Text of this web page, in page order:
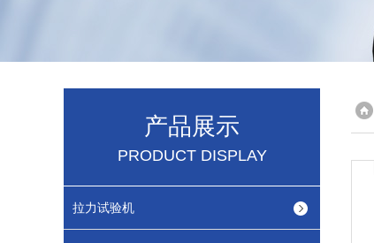
产品展示
PRODUCT DISPLAY
拉力试验机